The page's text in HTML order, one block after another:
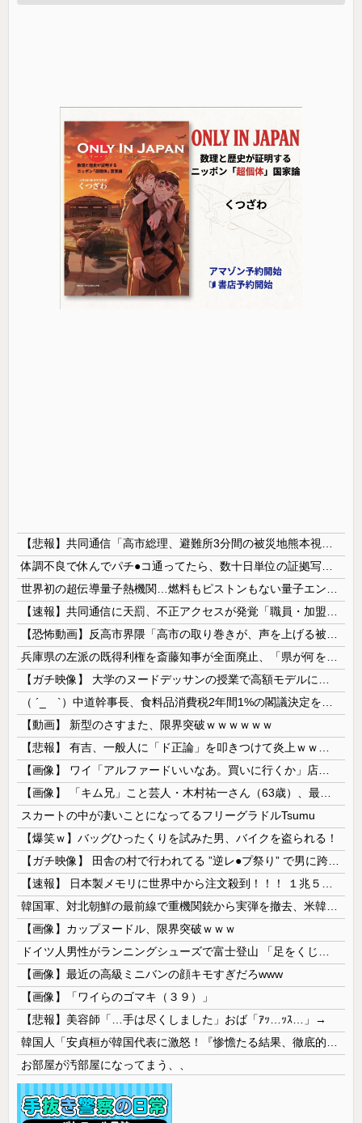
【動画】 新型のさすまた、限界突破ｗｗｗｗｗｗ
スカートの中が凄いことになってるフリーグラドルTsumu
【爆笑ｗ】バッグひったくりを試みた男、バイクを盗られる！
【画像】カップヌードル、限界突破ｗｗｗ
【画像】最近の高級ミニバンの顔キモすぎだろwww
【画像】「ワイらのゴマキ（３９）」
【悲報】美容師「…手は尽くしました」おば「ｱｯ…ｯｽ…」→
お部屋が汚部屋になってまう、、